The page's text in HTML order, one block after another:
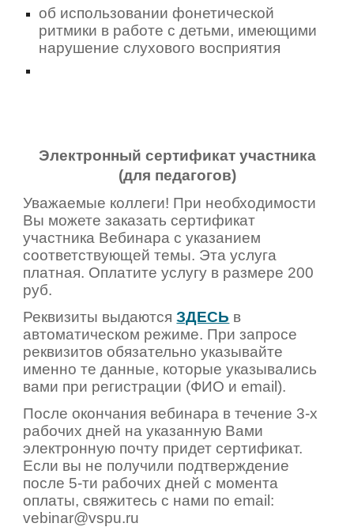
об использовании фонетической
ритмики в работе с детьми, имеющими
нарушение слухового восприятия
Электронный сертификат участника
(для педагогов)
Уважаемые коллеги! При необходимости
Вы можетезаказать сертификат
участника Вебинара с указанием
соответствующей темы. Эта услуга
платная. Оплатите услугу в размере 200
руб.
Реквизиты выдаютсяЗДЕСЬ в
автоматическом режиме. При запросе
реквизитов обязательно указывайте
именно те данные, которые указывались
вами при регистрации (ФИО и email).
После окончания вебинара в течение 3-х
рабочих дней на указанную Вами
электронную почту придет сертификат.
Если вы не получили подтверждение
после 5-ти рабочих дней с момента
оплаты, свяжитесь с нами по email:
vebinar@vspu.ru